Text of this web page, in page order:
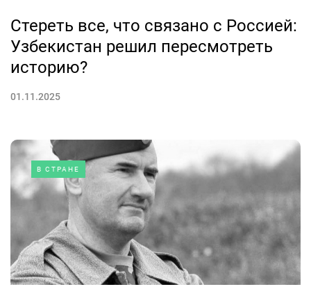
Стереть все, что связано с Россией:
Узбекистан решил пересмотреть
историю?
01.11.2025
В СТРАНЕ